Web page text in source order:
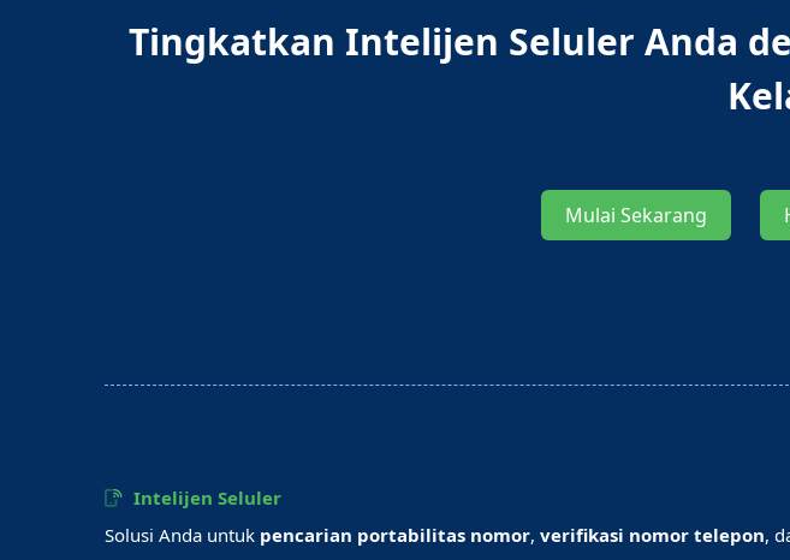
Tingkatkan Intelijen Seluler Anda
Mulai Sekarang
Intelijen Seluler
Solusi Anda untuk pencarian portabilitas nomor, verifikasi nomor telepon,